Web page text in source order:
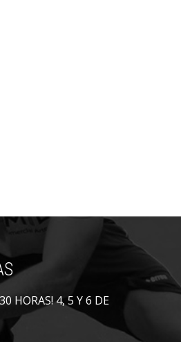
HORAS! 4, 5 Y 6 DE